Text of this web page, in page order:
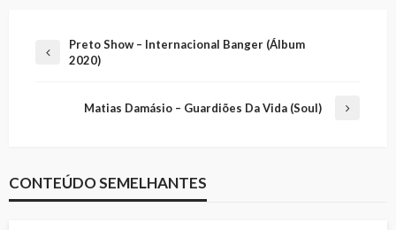
Preto Show – Internacional Banger (Álbum
2020)
Matias Damásio – Guardiões Da Vida (Soul)
CONTEÚDO SEMELHANTES